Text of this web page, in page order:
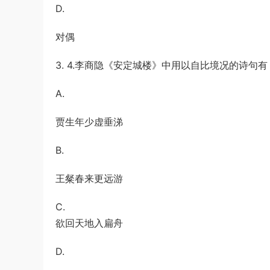
D.
对偶
3. 4.李商隐《安定城楼》中用以自比境况的诗句有
A.
贾生年少虚垂涕
B.
王粲春来更远游
C.
欲回天地入扁舟
D.